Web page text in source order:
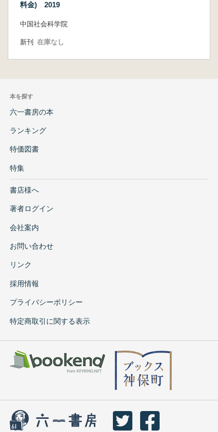
料金) 2019
中国社会科学院
新刊 在庫なし
本を探す
六一書房の本
ランキング
特価図書
特集
書店様へ
著者ログイン
会社案内
お問い合わせ
リンク
採用情報
プライバシーポリシー
特定商取引に関する表示